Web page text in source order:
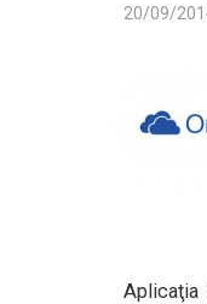
20/09/
Aplicaţia